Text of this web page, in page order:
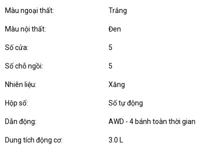
Màu ngoại thất: Trắng
Màu nội thất: Đen
Số cửa: 5
Số chỗ ngồi: 5
Nhiên liệu: Xăng
Hộp số: Số tự động
Dẫn động: AWD - 4 bánh toàn thời gian
Dung tích động cơ: 3.0 L